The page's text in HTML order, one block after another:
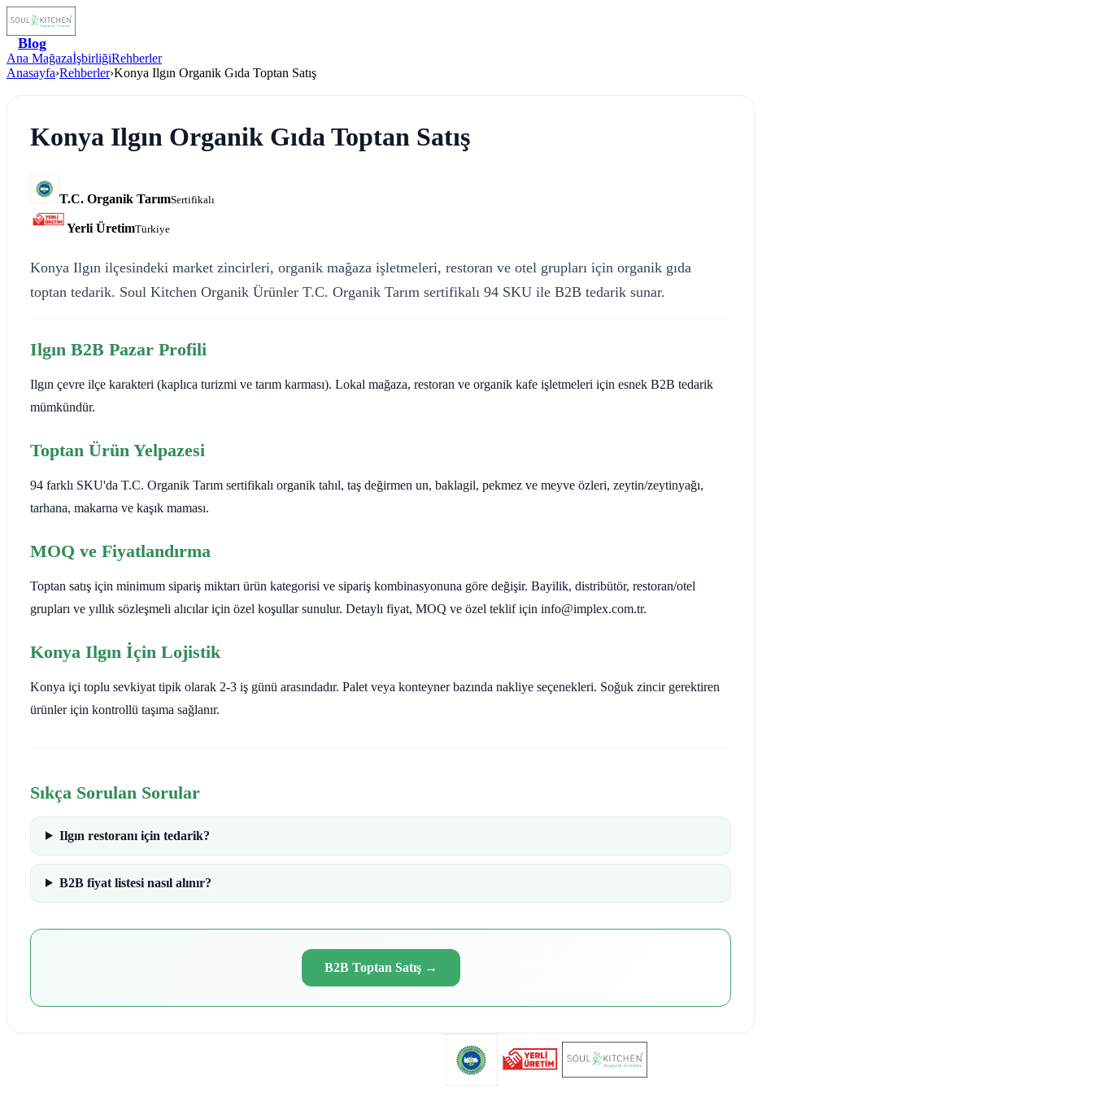
Blog
Ana MağazaİşbirliğiRehberler
Anasayfa›Rehberler›Konya Ilgın Organik Gıda Toptan Satış
Konya Ilgın Organik Gıda Toptan Satış
T.C. Organik TarımSertifikalı
Yerli ÜretimTürkiye
Konya Ilgın ilçesindeki market zincirleri, organik mağaza işletmeleri, restoran ve otel grupları için organik gıda
toptan tedarik. Soul Kitchen Organik Ürünler T.C. Organik Tarım sertifikalı 94 SKU ile B2B tedarik sunar.
Ilgın B2B Pazar Profili
Ilgın çevre ilçe karakteri (kaplıca turizmi ve tarım karması). Lokal mağaza, restoran ve organik kafe işletmeleri için esnek B2B tedarik
mümkündür.
Toptan Ürün Yelpazesi
94 farklı SKU'da T.C. Organik Tarım sertifikalı organik tahıl, taş değirmen un, baklagil, pekmez ve meyve özleri, zeytin/zeytinyağı,
tarhana, makarna ve kaşık maması.
MOQ ve Fiyatlandırma
Toptan satış için minimum sipariş miktarı ürün kategorisi ve sipariş kombinasyonuna göre değişir. Bayilik, distribütör, restoran/otel
grupları ve yıllık sözleşmeli alıcılar için özel koşullar sunulur. Detaylı fiyat, MOQ ve özel teklif için info@implex.com.tr.
Konya Ilgın İçin Lojistik
Konya içi toplu sevkiyat tipik olarak 2-3 iş günü arasındadır. Palet veya konteyner bazında nakliye seçenekleri. Soğuk zincir gerektiren
ürünler için kontrollü taşıma sağlanır.
Sıkça Sorulan Sorular
Ilgın restoranı için tedarik?
B2B fiyat listesi nasıl alınır?
B2B Toptan Satış→